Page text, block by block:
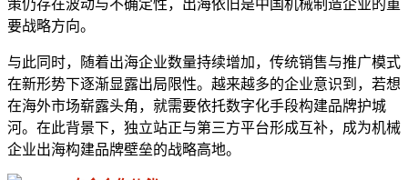
策仍存在波动与不确定性，出海依旧是中国机械制造企业的重
要战略方向。
与此同时，随着出海企业数量持续增加，传统销售与推广模式
在新形势下逐渐显露出局限性。越来越多的企业意识到，若想
在海外市场崭露头角，就需要依托数字化手段构建品牌护城
河。在此背景下，独立站正与第三方平台形成互补，成为机械
企业出海构建品牌壁垒的战略高地。